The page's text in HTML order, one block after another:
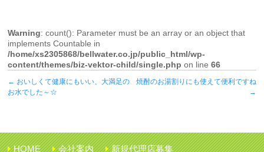
Warning: count(): Parameter must be an array or an object that
implements Countable in
/home/xs2305868/bellwater.co.jp/public_html/wp-
content/themes/biz-vektor-child/single.php on line66
← おいしくて健康にもいい、大満足の
お水でした～☆
焼酎のお湯割りにも使えて便利ですね
→
HOME 会社案内
新規代理店募集